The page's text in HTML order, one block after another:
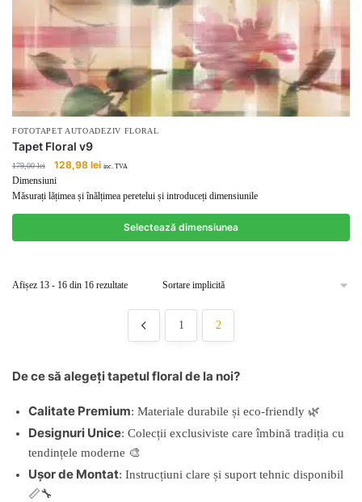
FOTOTAPET AUTOADEZIV FLORAL
Tapet Floral v9
179,00lei
Prețul
inițial
a
128,98 leiPrețul
este:
inc. TVA
Dimensiuni
Măsurați lățimea și înălțimea peretelui și introduceți dimensiunile
Selectează dimensiunea
Afișez 13 - 16 din 16 rezultate
1 2
De ce să alegeți tapetul floral de la noi?
Calitate Premium: Materiale durabile și eco-friendly 🌿
Designuri Unice: Colecții exclusiviste care îmbină tradiția cu
tendințele moderne 🎨
Ușor de Montat: Instrucțiuni clare și suport tehnic disponibil
📏🔧